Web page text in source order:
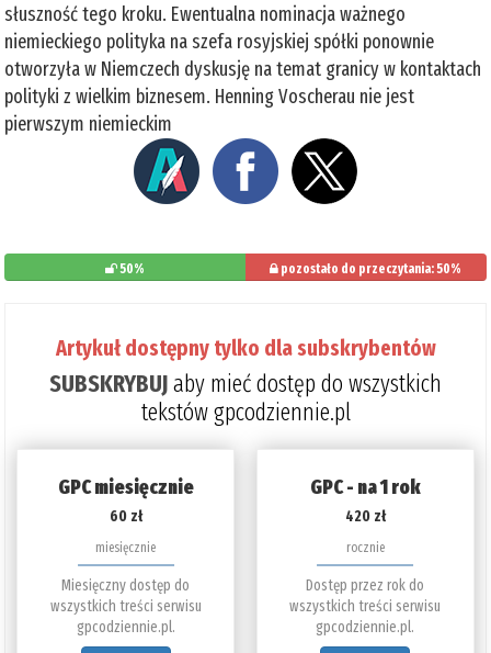
słuszność tego kroku. Ewentualna nominacja ważnego
niemieckiego polityka na szefa rosyjskiej spółki ponownie
otworzyła w Niemczech dyskusję na temat granicy w kontaktach
polityki z wielkim biznesem. Henning Voscherau nie jest
pierwszym niemieckim
50% pozostało do przeczytania: 50%
Artykuł dostępny tylko dla subskrybentów
SUBSKRYBUJaby mieć dostęp do wszystkich
tekstów gpcodziennie.pl
GPC miesięcznie
60 zł
miesięcznie
Miesięczny dostęp do
wszystkich treści serwisu
gpcodziennie.pl.
GPC - na 1 rok
420 zł
rocznie
Dostęp przez rok do
wszystkich treści serwisu
gpcodziennie.pl.